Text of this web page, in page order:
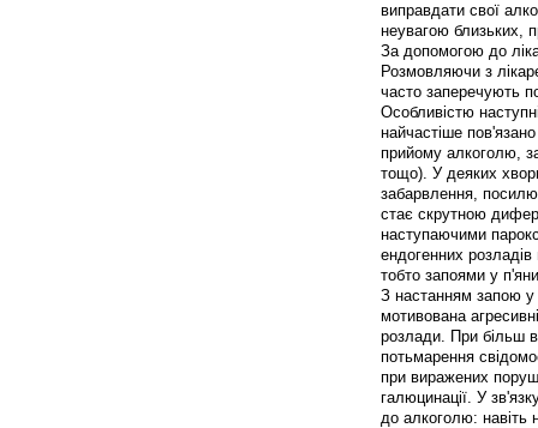
виправдати свої
неувагою близьких,
За допомогою до
Розмовляючи з
часто заперечують
Особливістю
найчастіше
прийому алкоголю,
тощо). У деяких
забарвлення,
стає скрутною
наступаючими
ендогенних
тобто запоями у
З настанням запою у
мотивована
розлади. При більш
потьмарення
при виражених
галюцинації. У
до алкоголю: навіть